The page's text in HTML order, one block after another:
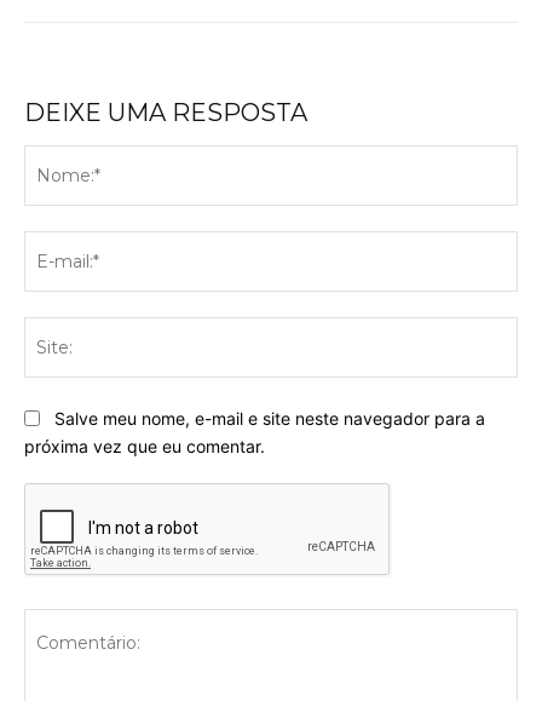
DEIXE UMA RESPOSTA
Salve meu nome, e-mail e site neste navegador para a
próxima vez que eu comentar.